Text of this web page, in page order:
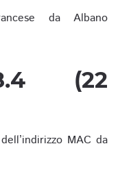
da Albano
(22
MAC da